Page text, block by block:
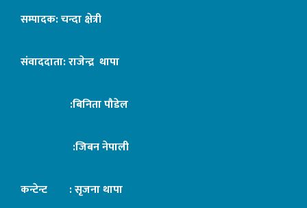
सम्पादक: चन्दा क्षेत्री
संवाददाता: राजेन्द्र थापा
:बिनिता पौडेल
:जिबन नेपाली
कन्टेन्ट : सृजना थापा